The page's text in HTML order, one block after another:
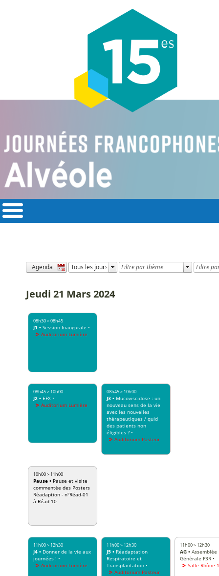
Jeudi 21 Mars 2024
08h30>08h45
J1 • Session Inaugurale •
Auditorium Lumière
08h45> 10h00
J2 • EFX •
Auditorium Lumière
08h45> 10h00
J3 • Mucoviscidose : un
nouveau sens de la vie
avec les nouvelles
thérapeutiques / quid
des patients non
éligibles ? •
Auditorium Pasteur
10h00> 11h00
Pause • Pause et visite
commentée des Posters
Réadaption - n°Réad-01
à Réad-10
11h00> 12h30
J4 • Donner de la vie aux
journées ! •
Auditorium Lumière
11h00> 12h30
J5 • Réadaptation
Respiratoire et
Transplantation •
Auditorium Pasteur
11h00> 12h30
AG • Assemblée
Générale F3R •
Salle Rhône 1